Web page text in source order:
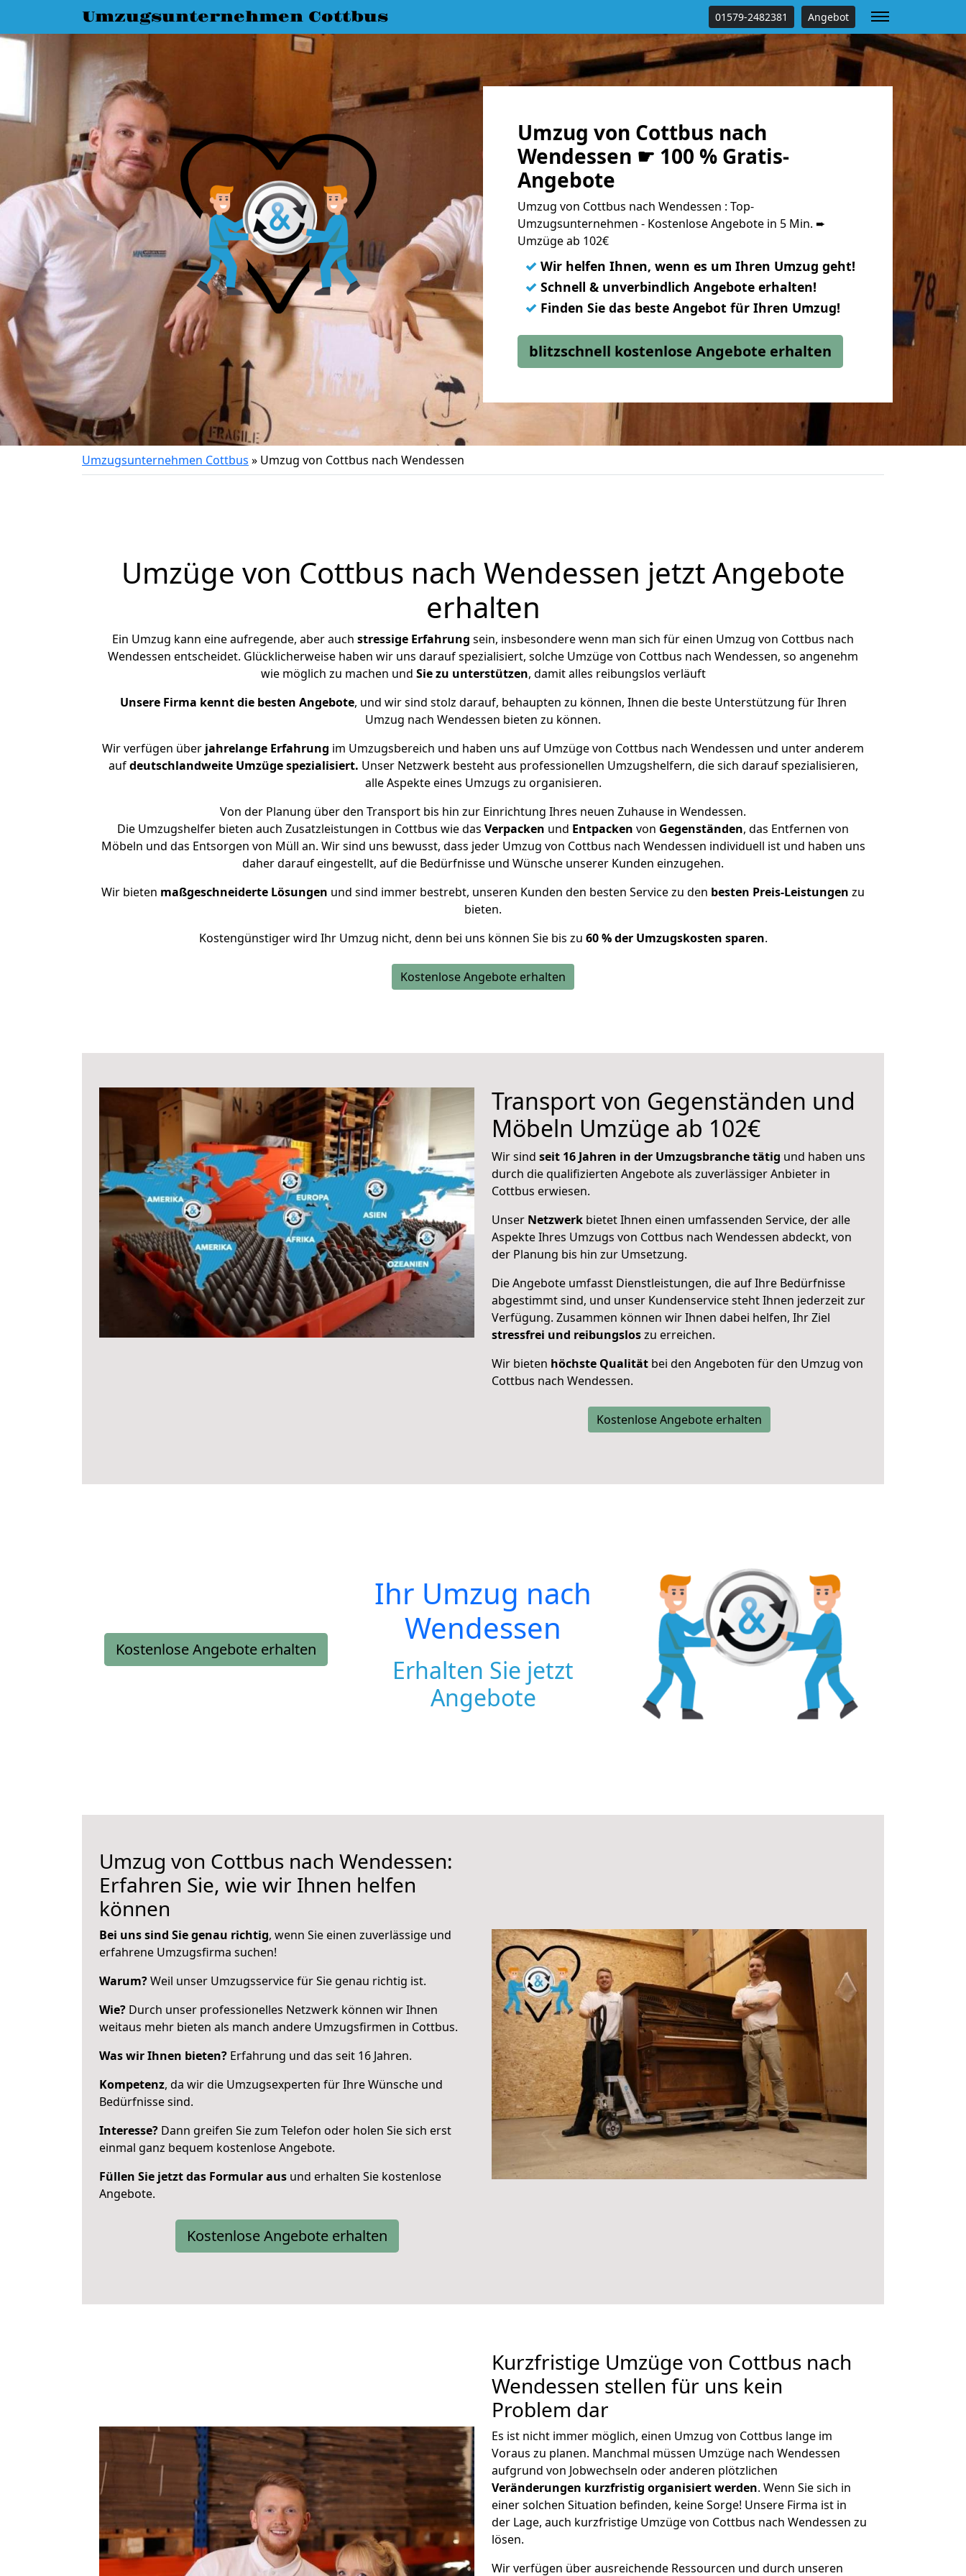
Umzugsunternehmen Cottbus 01579-2482381 Angebot
Umzug von Cottbus nach
Wendessen ☛ 100 % Gratis-
Angebote
Umzug von Cottbus nach Wendessen : Top-
Umzugsunternehmen - Kostenlose Angebote in 5 Min. ➨
Umzüge ab 102€
✓ Wir helfen Ihnen, wenn es um Ihren Umzug geht!
✓ Schnell & unverbindlich Angebote erhalten!
✓ Finden Sie das beste Angebot für Ihren Umzug!
blitzschnell kostenlose Angebote erhalten
Umzugsunternehmen Cottbus » Umzug von Cottbus nach Wendessen
Umzüge von Cottbus nach Wendessen jetzt Angebote
erhalten
Ein Umzug kann eine aufregende, aber auch stressige Erfahrung sein, insbesondere wenn man sich für einen Umzug von Cottbus nach
Wendessen entscheidet. Glücklicherweise haben wir uns darauf spezialisiert, solche Umzüge von Cottbus nach Wendessen, so angenehm
wie möglich zu machen und Sie zu unterstützen, damit alles reibungslos verläuft
Unsere Firma kennt die besten Angebote, und wir sind stolz darauf, behaupten zu können, Ihnen die beste Unterstützung für Ihren
Umzug nach Wendessen bieten zu können.
Wir verfügen über jahrelange Erfahrung im Umzugsbereich und haben uns auf Umzüge von Cottbus nach Wendessen und unter anderem
aufdeutschlandweite Umzüge spezialisiert. Unser Netzwerk besteht aus professionellen Umzugshelfern, die sich darauf spezialisieren,
alle Aspekte eines Umzugs zu organisieren.
Von der Planung über den Transport bis hin zur Einrichtung Ihres neuen Zuhause in Wendessen.
Die Umzugshelfer bieten auch Zusatzleistungen in Cottbus wie das Verpacken und Entpacken von Gegenständen, das Entfernen von
Möbeln und das Entsorgen von Müll an. Wir sind uns bewusst, dass jeder Umzug von Cottbus nach Wendessen individuell ist und haben uns
daher darauf eingestellt, auf die Bedürfnisse und Wünsche unserer Kunden einzugehen.
Wir bieten maßgeschneiderte Lösungen und sind immer bestrebt, unseren Kunden den besten Service zu den besten Preis-Leistungen zu
bieten.
Kostengünstiger wird Ihr Umzug nicht, denn bei uns können Sie bis zu 60 % der Umzugskosten sparen.
Kostenlose Angebote erhalten
Transport von Gegenständen und
Möbeln Umzüge ab 102€
Wir sind seit 16 Jahren in der Umzugsbranche tätig und haben uns
durch die qualifizierten Angebote als zuverlässiger Anbieter in
Cottbus erwiesen.
Unser Netzwerk bietet Ihnen einen umfassenden Service, der alle
Aspekte Ihres Umzugs von Cottbus nach Wendessen abdeckt, von
der Planung bis hin zur Umsetzung.
Die Angebote umfasst Dienstleistungen, die auf Ihre Bedürfnisse
abgestimmt sind, und unser Kundenservice steht Ihnen jederzeit zur
Verfügung. Zusammen können wir Ihnen dabei helfen, Ihr Ziel
stressfrei und reibungsloszu erreichen.
Wir bieten höchste Qualität bei den Angeboten für den Umzug von
Cottbus nach Wendessen.
Kostenlose Angebote erhalten
Kostenlose Angebote erhalten
Ihr Umzug nach
Wendessen
Erhalten Sie jetzt
Angebote
Umzug von Cottbus nach Wendessen:
Erfahren Sie, wie wir Ihnen helfen
können
Bei uns sind Sie genau richtig, wenn Sie einen zuverlässige und
erfahrene Umzugsfirma suchen!
Warum?Weil unser Umzugsservice für Sie genau richtig ist.
Wie? Durch unser professionelles Netzwerk können wir Ihnen
weitaus mehr bieten als manch andere Umzugsfirmen in Cottbus.
Was wir Ihnen bieten? Erfahrung und das seit 16 Jahren.
Kompetenz, da wir die Umzugsexperten für Ihre Wünsche und
Bedürfnisse sind.
Interesse? Dann greifen Sie zum Telefon oder holen Sie sich erst
einmal ganz bequem kostenlose Angebote.
Füllen Sie jetzt das Formular aus und erhalten Sie kostenlose
Angebote.
Kostenlose Angebote erhalten
Kurzfristige Umzüge von Cottbus nach
Wendessen stellen für uns kein
Problem dar
Es ist nicht immer möglich, einen Umzug von Cottbus lange im
Voraus zu planen. Manchmal müssen Umzüge nach Wendessen
aufgrund von Jobwechseln oder anderen plötzlichen
Veränderungen kurzfristig organisiert werden. Wenn Sie sich in
einer solchen Situation befinden, keine Sorge! Unsere Firma ist in
der Lage, auch kurzfristige Umzüge von Cottbus nach Wendessen zu
lösen.
Wir verfügen über ausreichende Ressourcen und durch unseren